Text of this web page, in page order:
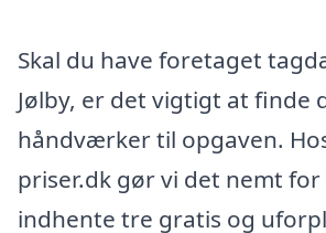
Skal du have foretaget
Jølby, er det vigtigt at finde
håndværker til opgaven.
priser.dk gør vi det nemt
indhente tre gratis og